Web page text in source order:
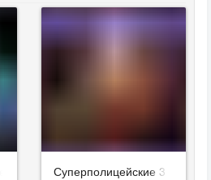
Девятый джедай
Суперполицейские 3